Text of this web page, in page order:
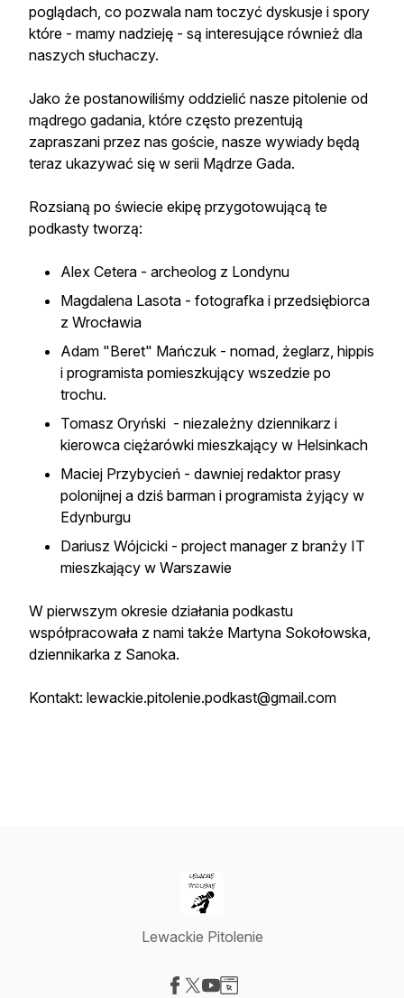
poglądach, co pozwala nam toczyć dyskusje i spory
które - mamy nadzieję - są interesujące również dla
naszych słuchaczy.
Jako że postanowiliśmy oddzielić nasze pitolenie od
mądrego gadania, które często prezentują
zapraszani przez nas goście, nasze wywiady będą
teraz ukazywać się w serii Mądrze Gada.
Rozsianą po świecie ekipę przygotowującą te
podkasty tworzą:
Alex Cetera - archeolog z Londynu
Magdalena Lasota - fotografka i przedsiębiorca
z Wrocławia
Adam "Beret" Mańczuk - nomad, żeglarz, hippis
i programista pomieszkujący wszedzie po
trochu.
Tomasz Oryński - niezależny dziennikarz i
kierowca ciężarówki mieszkający w Helsinkach
Maciej Przybycień - dawniej redaktor prasy
polonijnej a dziś barman i programista żyjący w
Edynburgu
Dariusz Wójcicki - project manager z branży IT
mieszkający w Warszawie
W pierwszym okresie działania podkastu
współpracowała z nami także Martyna Sokołowska,
dziennikarka z Sanoka.
Kontakt: lewackie.pitolenie.podkast@gmail.com
Lewackie Pitolenie